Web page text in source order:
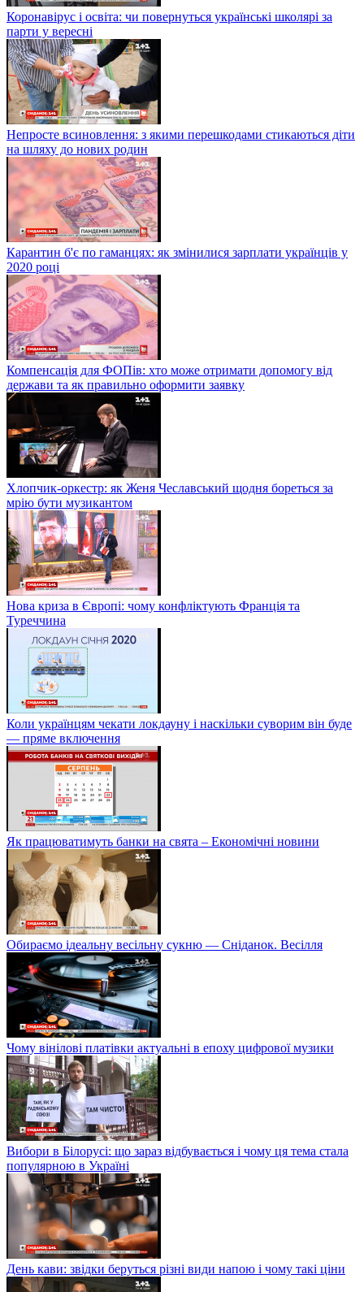
Коронавірус і освіта: чи повернуться українські школярі за
парти у вересні
Непросте всиновлення: з якими перешкодами стикаються діти
на шляху до нових родин
Карантин б'є по гаманцях: як змінилися зарплати українців у
2020 році
Компенсація для ФОПів: хто може отримати допомогу від
держави та як правильно оформити заявку
Хлопчик-оркестр: як Женя Чеславський щодня бореться за
мрію бути музикантом
Нова криза в Європі: чому конфліктують Франція та
Туреччина
Коли українцям чекати локдауну і наскільки суворим він буде
— пряме включення
Як працюватимуть банки на свята – Економічні новини
Обираємо ідеальну весільну сукню — Сніданок. Весілля
Чому вінілові платівки актуальні в епоху цифрової музики
Вибори в Білорусі: що зараз відбувається і чому ця тема стала
популярною в Україні
День кави: звідки беруться різні види напою і чому такі ціни